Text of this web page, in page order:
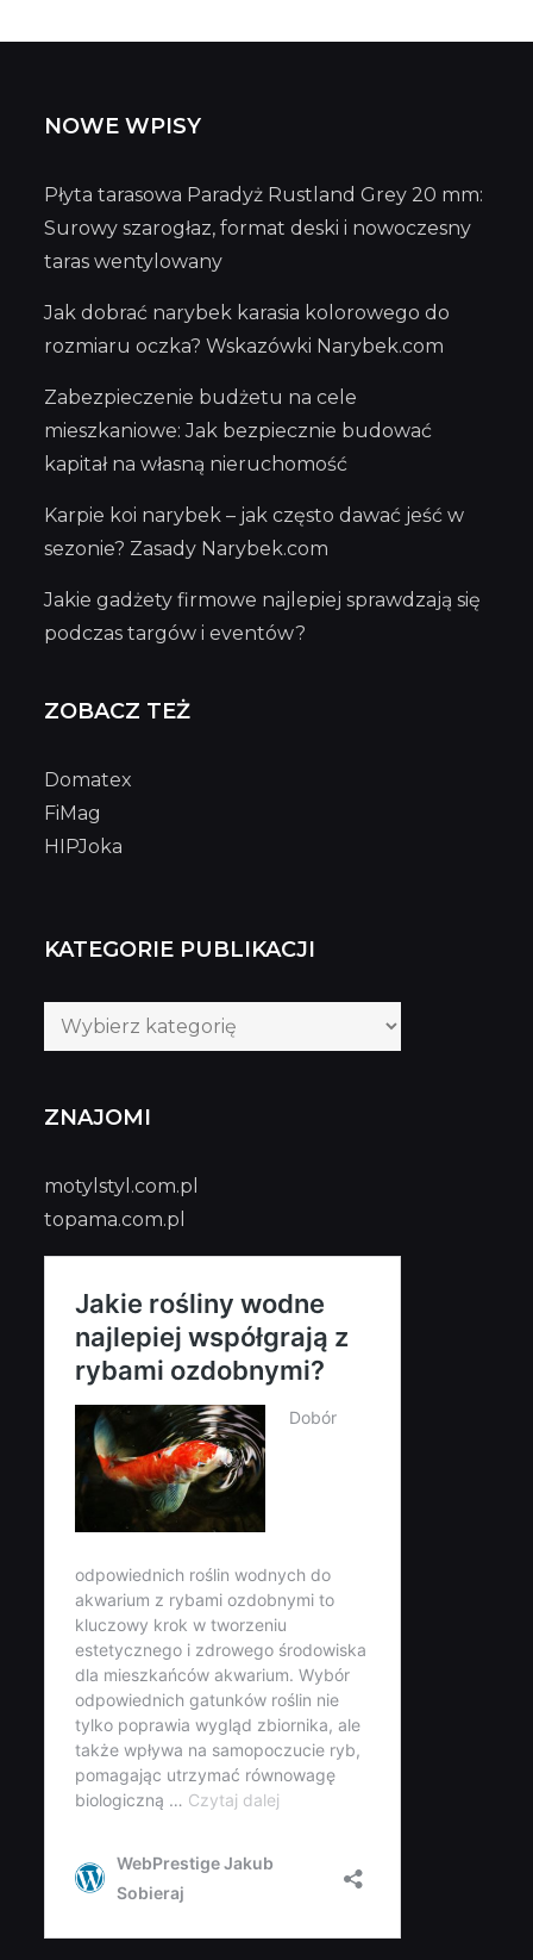
NOWE WPISY
Płyta tarasowa Paradyż Rustland Grey 20 mm:
Surowy szarogłaz, format deski i nowoczesny
taras wentylowany
Jak dobrać narybek karasia kolorowego do
rozmiaru oczka? Wskazówki Narybek.com
Zabezpieczenie budżetu na cele
mieszkaniowe: Jak bezpiecznie budować
kapitał na własną nieruchomość
Karpie koi narybek – jak często dawać jeść w
sezonie? Zasady Narybek.com
Jakie gadżety firmowe najlepiej sprawdzają się
podczas targów i eventów?
ZOBACZ TEŻ
Domatex
FiMag
HIPJoka
KATEGORIE PUBLIKACJI
Kategorie
publikacji
ZNAJOMI
motylstyl.com.pl
topama.com.pl